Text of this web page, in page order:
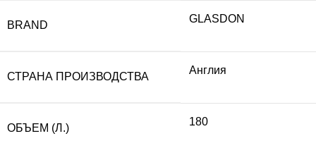
BRAND
GLASDON
СТРАНА ПРОИЗВОДСТВА
Англия
ОБЪЕМ (Л.)
180